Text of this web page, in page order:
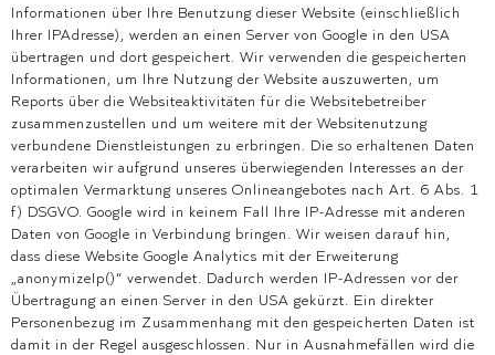
Informationen über Ihre Benutzung dieser Website (einschließlich
Ihrer IPAdresse), werden an einen Server von Google in den USA
übertragen und dort gespeichert. Wir verwenden die gespeicherten
Informationen, um Ihre Nutzung der Website auszuwerten, um
Reports über die Websiteaktivitäten für die Websitebetreiber
zusammenzustellen und um weitere mit der Websitenutzung
verbundene Dienstleistungen zu erbringen. Die so erhaltenen Daten
verarbeiten wir aufgrund unseres überwiegenden Interesses an der
optimalen Vermarktung unseres Onlineangebotes nach Art. 6 Abs. 1
f) DSGVO. Google wird in keinem Fall Ihre IP-Adresse mit anderen
Daten von Google in Verbindung bringen. Wir weisen darauf hin,
dass diese Website Google Analytics mit der Erweiterung
„anonymizeIp()“ verwendet. Dadurch werden IP-Adressen vor der
Übertragung an einen Server in den USA gekürzt. Ein direkter
Personenbezug im Zusammenhang mit den gespeicherten Daten ist
damit in der Regel ausgeschlossen. Nur in Ausnahmefällen wird die